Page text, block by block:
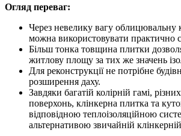
Огляд переваг:
Через невелику вагу облицювальну
можна використовувати практично
Більш тонка товщина плитки
житлову площу за тих же значень
Для реконструкції не потрібне
розширення даху.
Завдяки багатій колірній гамі,
поверхонь, клінкерна плитка та
відповідною теплоізоляційною
альтернативою звичайній